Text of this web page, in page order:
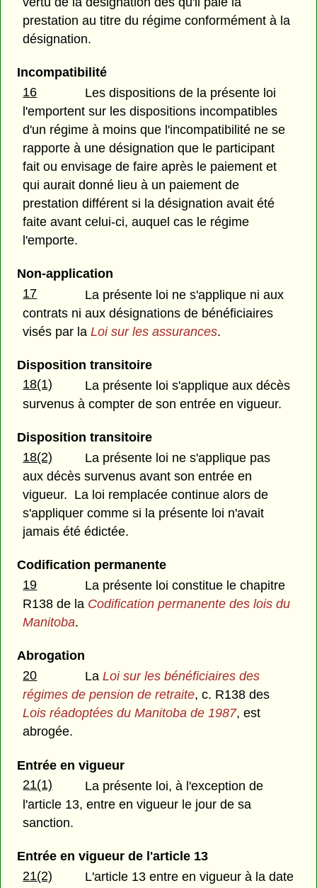
prestation au titre du régime conformément à la
désignation.
Incompatibilité
16
Les dispositions de la présente loi
l'emportent sur les dispositions incompatibles
d'un régime à moins que l'incompatibilité ne se
rapporte à une désignation que le participant
fait ou envisage de faire après le paiement et
qui aurait donné lieu à un paiement de
prestation différent si la désignation avait été
faite avant celui-ci, auquel cas le régime
l'emporte.
Non-application
17
La présente loi ne s'applique ni aux
contrats ni aux désignations de bénéficiaires
visés par laLoi sur les assurances.
Disposition transitoire
18(1)
La présente loi s'applique aux décès
survenus à compter de son entrée en vigueur.
Disposition transitoire
18(2)
La présente loi ne s'applique pas
aux décès survenus avant son entrée en
vigueur. La loi remplacée continue alors de
s'appliquer comme si la présente loi n'avait
jamais été édictée.
Codification permanente
19
La présente loi constitue le chapitre
R138 de la Codification permanente des lois du
Manitoba.
Abrogation
20
LaLoi sur les bénéficiaires des
régimes de pension de retraite, c. R138 des
Lois réadoptées du Manitoba de 1987, est
abrogée.
Entrée en vigueur
21(1)
La présente loi, à l'exception de
l'article 13, entre en vigueur le jour de sa
sanction.
Entrée en vigueur de l'article 13
21(2)
L'article 13 entre en vigueur à la date